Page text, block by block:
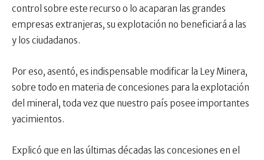
control sobre este recurso o lo acaparan las grandes
empresas extranjeras, su explotación no beneficiará a las
y los ciudadanos.
Por eso, asentó, es indispensable modificar la Ley Minera,
sobre todo en materia de concesiones para la explotación
del mineral, toda vez que nuestro país posee importantes
yacimientos.
Explicó que en las últimas décadas las concesiones en el